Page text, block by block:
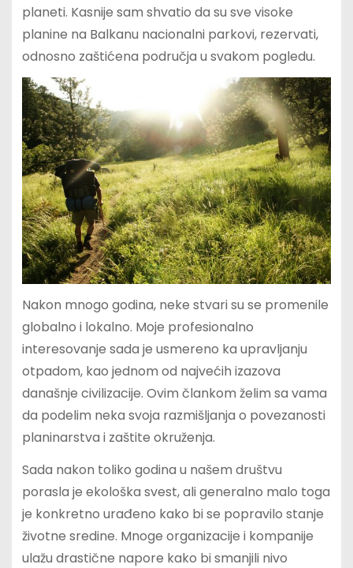
planeti. Kasnije sam shvatio da su sve visoke
planine na Balkanu nacionalni parkovi, rezervati,
odnosno zaštićena područja u svakom pogledu.
Nakon mnogo godina, neke stvari su se promenile
globalno i lokalno. Moje profesionalno
interesovanje sada je usmereno ka upravljanju
otpadom, kao jednom od najvećih izazova
današnje civilizacije. Ovim člankom želim sa vama
da podelim neka svoja razmišljanja o povezanosti
planinarstva i zaštite okruženja.
Sada nakon toliko godina u našem društvu
porasla je ekološka svest, ali generalno malo toga
je konkretno urađeno kako bi se popravilo stanje
životne sredine. Mnoge organizacije i kompanije
ulažu drastične napore kako bi smanjili nivo